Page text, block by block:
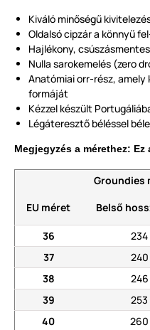
Kiváló minőségű
Oldalsó cipzár a könnyű
Hajlékony,
Nulla sarokemelés (zero
Anatómiai orr-rész,
formáját
Kézzel készült
Légáteresztő béléssel
Megjegyzés a mérethez:
Groundies
EU méret
Belső
36
234
37
240
38
246
39
253
40
260